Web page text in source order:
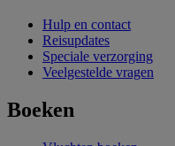
Hulp en contact
Reisupdates
Speciale verzorging
Veelgestelde vragen
Boeken